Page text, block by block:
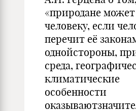
«природане
человеку, если
перечит её
однойстороны,
среда,
климатические
особенности